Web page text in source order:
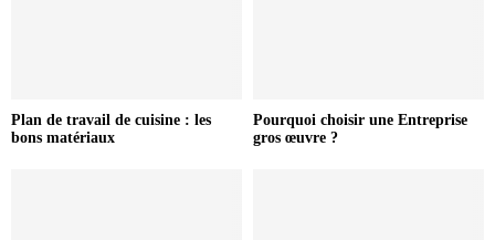
Plan de travail de cuisine : les
bons matériaux
Pourquoi choisir une Entreprise
gros œuvre ?